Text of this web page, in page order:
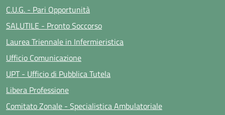
C.U.G. - Pari Opportunità
SALUTILE - Pronto Soccorso
Laurea Triennale in Infermieristica
Ufficio Comunicazione
UPT - Ufficio di Pubblica Tutela
Libera Professione
Comitato Zonale - Specialistica Ambulatoriale